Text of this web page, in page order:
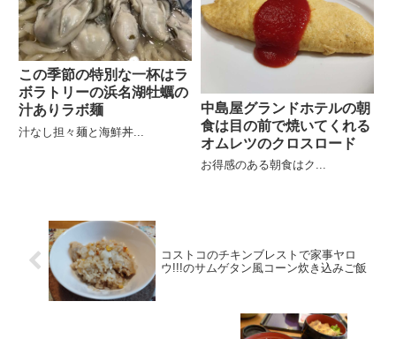
この季節の特別な一杯はラ
ボラトリーの浜名湖牡蠣の
汁ありラボ麺
汁なし担々麺と海鮮丼...
中島屋グランドホテルの朝
食は目の前で焼いてくれる
オムレツのクロスロード
お得感のある朝食はク...
コストコのチキンブレストで家事ヤロ
ウ!!!のサムゲタン風コーン炊き込みご飯